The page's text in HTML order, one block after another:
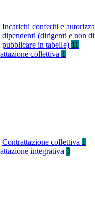
Incarichi conferiti e
dipendenti (dirigenti e non
pubblicare in tabelle) 11
collettiva 1
Contrattazione collettiva 1
integrativa 3